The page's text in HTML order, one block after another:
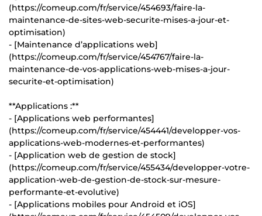
(https://comeup.com/fr/service/454693/faire-la-
maintenance-de-sites-web-securite-mises-a-jour-et-
optimisation)
- [Maintenance d’applications web]
(https://comeup.com/fr/service/454767/faire-la-
maintenance-de-vos-applications-web-mises-a-jour-
securite-et-optimisation)
**Applications :**
- [Applications web performantes]
(https://comeup.com/fr/service/454441/developper-vos-
applications-web-modernes-et-performantes)
- [Application web de gestion de stock]
(https://comeup.com/fr/service/455434/developper-votre-
application-web-de-gestion-de-stock-sur-mesure-
performante-et-evolutive)
- [Applications mobiles pour Android et iOS]